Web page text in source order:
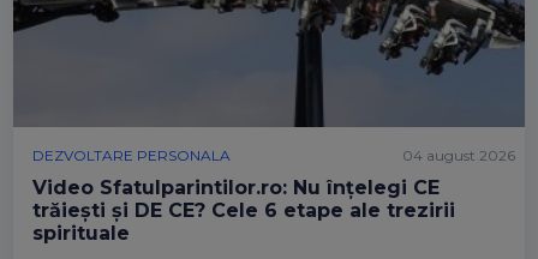
DEZVOLTARE PERSONALA
Video Sfatulparintilor.ro: Nu înțelegi CE
trăiești și DE CE? Cele 6 etape ale trezirii
spirituale
04 august 2026